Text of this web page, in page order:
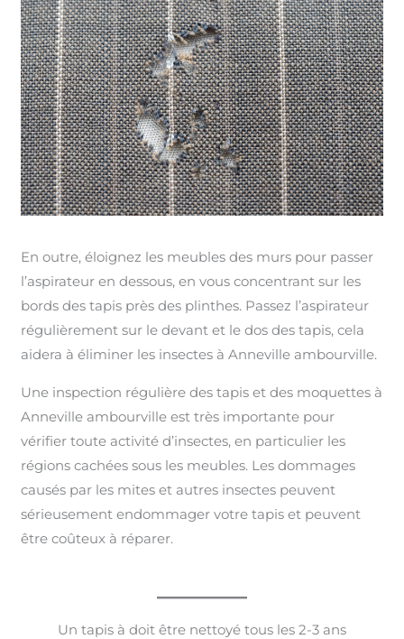
En outre, éloignez les meubles des murs pour passer
l’aspirateur en dessous, en vous concentrant sur les
bords des tapis près des plinthes. Passez l’aspirateur
régulièrement sur le devant et le dos des tapis, cela
aidera à éliminer les insectes à Anneville ambourville.
Une inspection régulière des tapis et des moquettes à
Anneville ambourville est très importante pour
vérifier toute activité d’insectes, en particulier les
régions cachées sous les meubles. Les dommages
causés par les mites et autres insectes peuvent
sérieusement endommager votre tapis et peuvent
être coûteux à réparer.
Un tapis à doit être nettoyé tous les 2-3 ans